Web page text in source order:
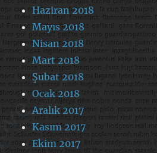
Haziran 2018
Mayıs 2018
Nisan 2018
Mart 2018
Şubat 2018
Ocak 2018
Aralık 2017
Kasım 2017
Ekim 2017